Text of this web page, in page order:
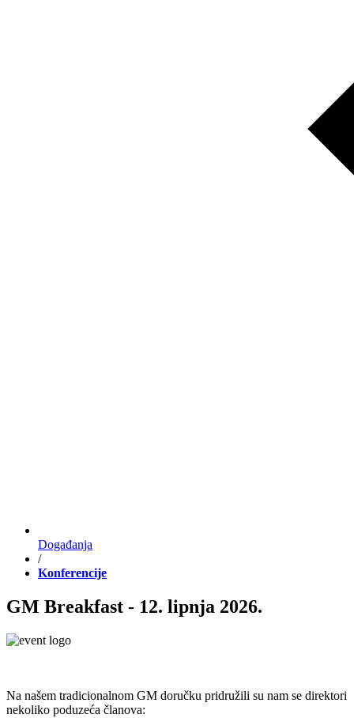
Događanja
/
Konferencije
GM Breakfast - 12. lipnja 2026.
Na našem tradicionalnom GM doručku pridružili su nam se direktori
nekoliko poduzeća članova: